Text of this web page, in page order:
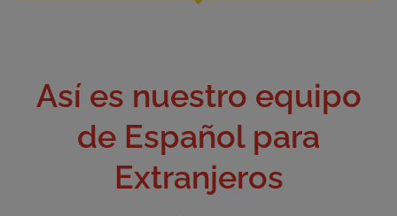
Así es nuestro equipo
de Español para
Extranjeros